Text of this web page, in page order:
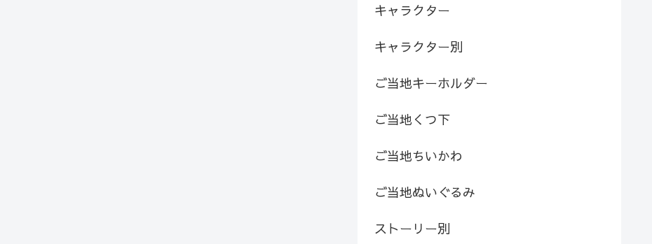
キャラクター
キャラクター別
ご当地キーホルダー
ご当地くつ下
ご当地ちいかわ
ご当地ぬいぐるみ
ストーリー別